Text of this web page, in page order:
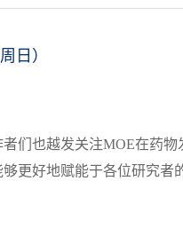
日）
们也越发关注MOE在药物
更好地赋能于各位研究者